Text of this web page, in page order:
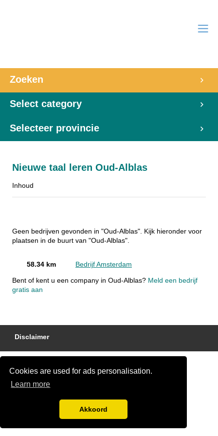
Cookies are used for ads personalisation.
Learn more
Akkoord
Zoeken
Select category
Selecteer provincie
Nieuwe taal leren Oud-Alblas
Inhoud
Geen bedrijven gevonden in "Oud-Alblas". Kijk hieronder voor
plaatsen in de buurt van "Oud-Alblas".
58.34 km Bedrijf Amsterdam
Bent of kent u een company in Oud-Alblas? Meld een bedrijf
gratis aan
Disclaimer